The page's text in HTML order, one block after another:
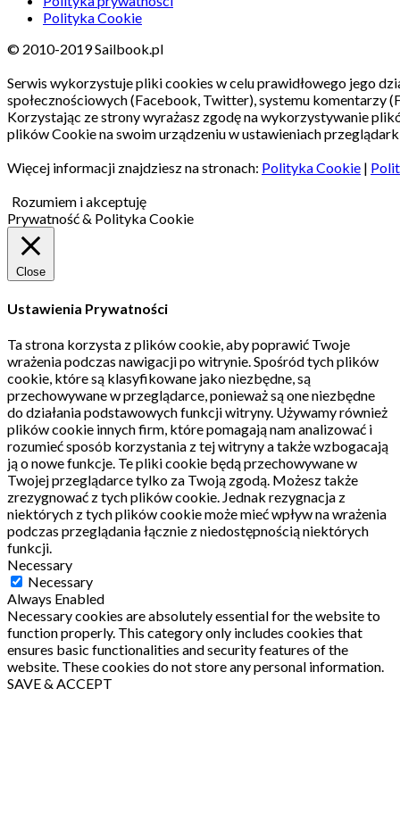
Polityka Cookie
© 2010-2019 Sailbook.pl
Serwis wykorzystuje pliki cookies w celu prawidłowego jego
społecznościowych (Facebook, Twitter), systemu komentarzy
Korzystając ze strony wyrażasz zgodę na wykorzystywanie
plików Cookie na swoim urządzeniu w ustawieniach
Więcej informacji znajdziesz na stronach: Polityka Cookie |
Rozumiem i akceptuję
Prywatność & Polityka Cookie
Close
Ustawienia Prywatności
Ta strona korzysta z plików cookie, aby poprawić Twoje
wrażenia podczas nawigacji po witrynie.Spośród tych plików
cookie, które są klasyfikowane jako niezbędne, są
przechowywane w przeglądarce, ponieważ są one niezbędne
do działania podstawowych funkcji witryny. Używamy również
plików cookie innych firm, które pomagają nam analizować i
rozumieć sposób korzystania z tej witryny a także wzbogacają
ją o nowe funkcje. Te pliki cookie będą przechowywane w
Twojej przeglądarce tylko za Twoją zgodą. Możesz także
zrezygnować z tych plików cookie. Jednak rezygnacja z
niektórych z tych plików cookie może mieć wpływ na wrażenia
podczas przeglądania łącznie z niedostępnością niektórych
funkcji.
Necessary
Necessary
Always Enabled
Necessary cookies are absolutely essential for the website to
function properly. This category only includes cookies that
ensures basic functionalities and security features of the
website. These cookies do not store any personal information.
SAVE & ACCEPT